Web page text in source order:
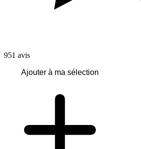
951 avis
Ajouter à ma sélection